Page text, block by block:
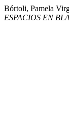
Bórtoli, Pamela
ESPACIOS EN